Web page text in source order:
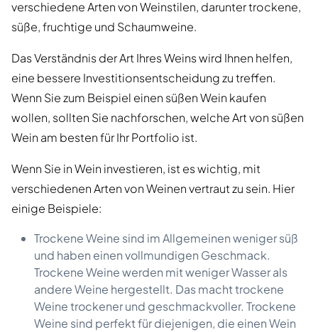
verschiedene Arten von Weinstilen, darunter trockene,
süße, fruchtige und Schaumweine.
Das Verständnis der Art Ihres Weins wird Ihnen helfen,
eine bessere Investitionsentscheidung zu treffen.
Wenn Sie zum Beispiel einen süßen Wein kaufen
wollen, sollten Sie nachforschen, welche Art von süßen
Wein am besten für Ihr Portfolio ist.
Wenn Sie in Wein investieren, ist es wichtig, mit
verschiedenen Arten von Weinen vertraut zu sein. Hier
einige Beispiele:
Trockene Weine sind im Allgemeinen weniger süß
und haben einen vollmundigen Geschmack.
Trockene Weine werden mit weniger Wasser als
andere Weine hergestellt. Das macht trockene
Weine trockener und geschmackvoller. Trockene
Weine sind perfekt für diejenigen, die einen Wein